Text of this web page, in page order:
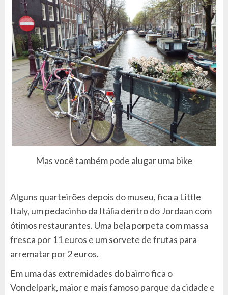
Mas você também pode alugar uma bike
Alguns quarteirões depois do museu, fica a Little
Italy, um pedacinho da Itália dentro do Jordaan com
ótimos restaurantes. Uma bela porpeta com massa
fresca por 11 euros e um sorvete de frutas para
arrematar por 2 euros.
Em uma das extremidades do bairro fica o
Vondelpark, maior e mais famoso parque da cidade e